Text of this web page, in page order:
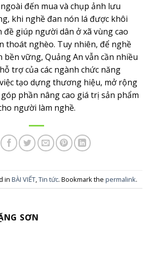
đến mua và chụp ảnh lưu
khi nghề đan nón lá được khôi
đề giúp người dân ở xã vùng cao
thoát nghèo. Tuy nhiên, để nghề
vững, Quảng An vẫn cần nhiều
trợ của các ngành chức năng
tạo dựng thương hiệu, mở rộng
phần nâng cao giá trị sản phẩm
người làm nghề.
in BÀI VIẾT, Tin tức. Bookmark the permalink.
SƠN